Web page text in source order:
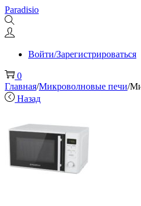
Перейти
к
навигации
Перейти
к
содержимому
Paradisio
Войти/Зарегистрироваться
0
Главная/Микроволновые печи/
Назад